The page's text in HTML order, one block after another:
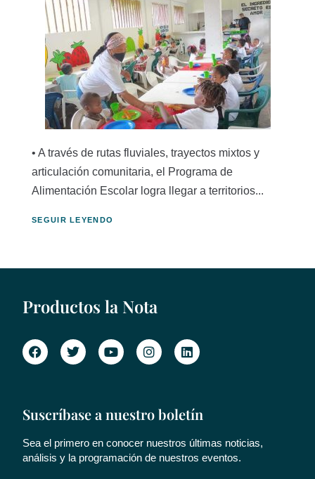
• A través de rutas fluviales, trayectos mixtos y
articulación comunitaria, el Programa de
Alimentación Escolar logra llegar a territorios...
SEGUIR LEYENDO
Productos la Nota
Suscríbase a nuestro boletín
Sea el primero en conocer nuestros últimas noticias,
análisis y la programación de nuestros eventos.